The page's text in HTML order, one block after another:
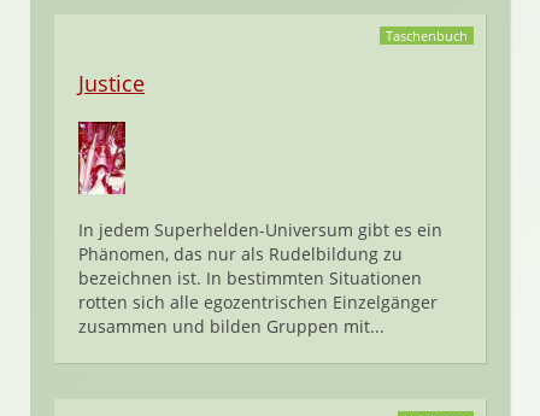
Taschenbuch
Justice
In jedem Superhelden-Universum gibt es ein
Phänomen, das nur als Rudelbildung zu
bezeichnen ist. In bestimmten Situationen
rotten sich alle egozentrischen Einzelgänger
zusammen und bilden Gruppen mit...